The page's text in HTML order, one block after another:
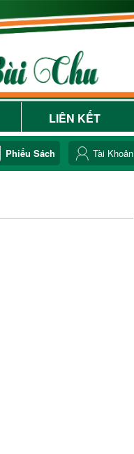
LIÊN KẾT
Phiếu Sách Tài Khoản